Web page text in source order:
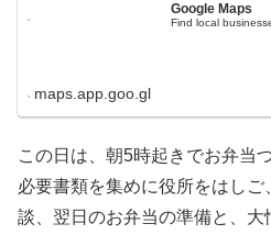
Google Maps
Find local
maps.app.goo.gl
この日は、朝5時起きでお弁当
必要書類を集めに役所をはし
談、翌日のお弁当の準備と、大